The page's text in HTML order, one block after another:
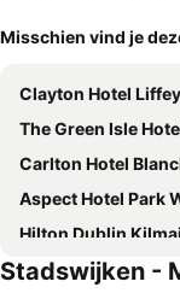
Misschien vind je
Clayton Hotel
The Green Isle
Carlton Hotel
Aspect Hotel Park
Hilton Dublin
Castleknock Hotel
Stadswijken -